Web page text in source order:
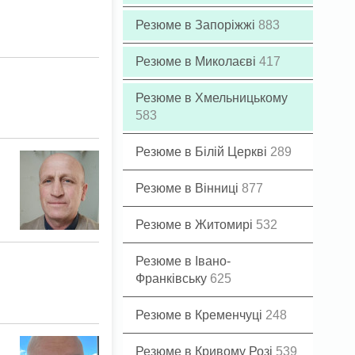
Резюме в Запоріжжі 883
Резюме в Миколаєві 417
Резюме в Хмельницькому
583
Резюме в Білій Церкві 289
Резюме в Вінниці 877
Резюме в Житомирі 532
Резюме в Івано-
Франківську 625
Резюме в Кременчуці 248
Резюме в Кривому Розі 539